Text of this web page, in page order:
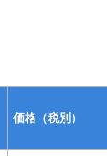
価格（税別）